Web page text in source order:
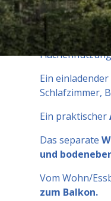
Diese
Ein einladender
Schlafzimmer,
Ein praktischer
Das separate
und
Vom Wohn/
zum Balkon.